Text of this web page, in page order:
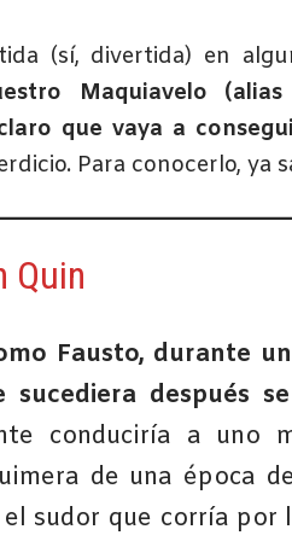
(sí, divertida) en
Maquiavelo
que vaya a
Para conocerlo, ya
Quin
Fausto, durante
después
conduciría a uno
de una época
sudor que corría por